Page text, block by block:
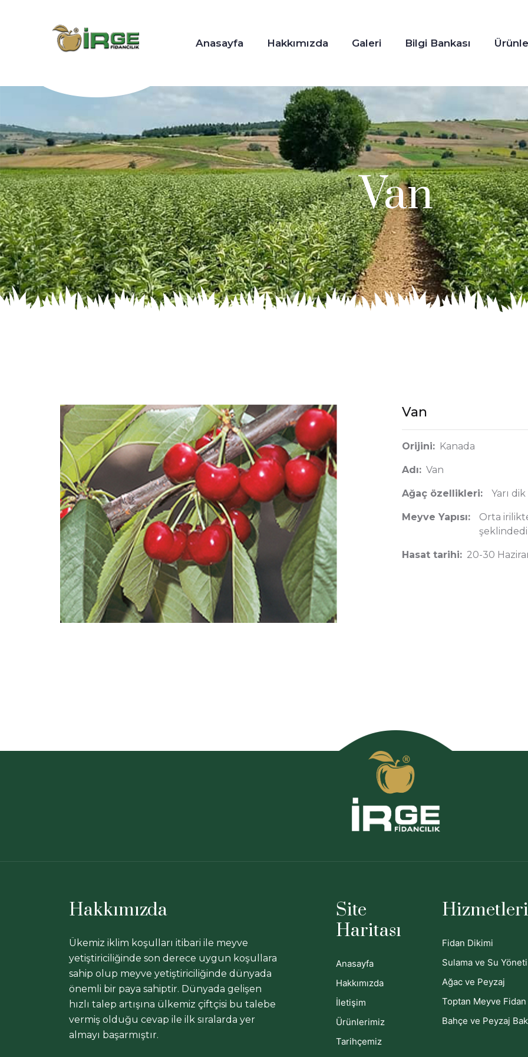
Anasayfa Hakkımızda Galeri Bilgi Bankası
Van
Van
Orijini: Kanada
Adı: Van
Ağaç özellikleri: Yarı
Meyve Yapısı:
Orta
Hasat tarihi: 20-30
Hakkımızda
Ükemiz iklim koşulları itibari ile meyve
yetiştiriciliğinde son derece uygun koşullara
sahip olup meyve yetiştiriciliğinde dünyada
önemli bir paya sahiptir. Dünyada gelişen
hızlı talep artışına ülkemiz çiftçisi bu talebe
vermiş olduğu cevap ile ilk sıralarda yer
almayı başarmıştır.
Site
Haritası
Anasayfa
Hakkımızda
İletişim
Ürünlerimiz
Tarihçemiz
Fidan Dikimi
Sulama ve Su
Ağac ve Peyzaj
Toptan Meyve Fidan
Bahçe ve Peyzaj